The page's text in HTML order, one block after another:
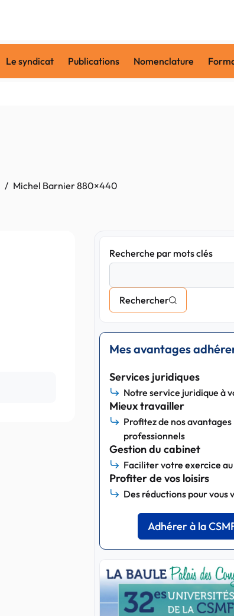
Le syndicat Publications Nomenclature
Michel Barnier 880×440
Recherche par mots clés
Rechercher
Mes avantages
Services juridiques
Notre service juridique à
Mieux travailler
Profitez de nos avantages
professionnels
Gestion du cabinet
Faciliter votre exercice
Profiter de vos loisirs
Des réductions pour vous
Adhérer à la